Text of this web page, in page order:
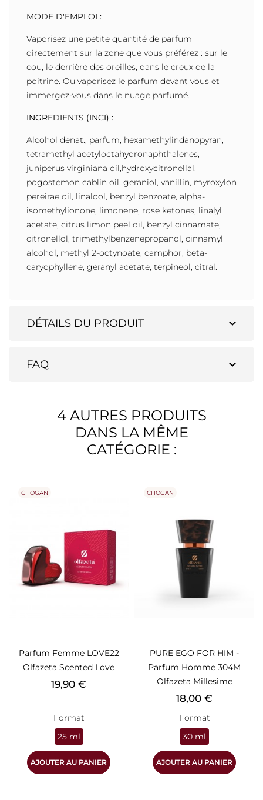
MODE D'EMPLOI :
Vaporisez une petite quantité de parfum
directement sur la zone que vous préférez : sur le
cou, le derrière des oreilles, dans le creux de la
poitrine. Ou vaporisez le parfum devant vous et
immergez-vous dans le nuage parfumé.
INGREDIENTS (INCI) :
Alcohol denat., parfum, hexamethylindanopyran,
tetramethyl acetyloctahydronaphthalenes,
juniperus virginiana oil,hydroxycitronellal,
pogostemon cablin oil, geraniol, vanillin, myroxylon
pereirae oil, linalool, benzyl benzoate, alpha-
isomethylionone, limonene, rose ketones, linalyl
acetate, citrus limon peel oil, benzyl cinnamate,
citronellol, trimethylbenzenepropanol, cinnamyl
alcohol, methyl 2-octynoate, camphor, beta-
caryophyllene, geranyl acetate, terpineol, citral.
expand_more
DÉTAILS DU PRODUIT
expand_more
FAQ
4 AUTRES PRODUITS
DANS LA MÊME
CATÉGORIE :
Parfum Femme LOVE22
Olfazeta Scented Love
Prix
19,90 €
Format
25 ml
AJOUTER AU PANIER
CHOGAN
PURE EGO FOR HIM -
Parfum Homme 304M
Olfazeta Millesime
Prix
18,00 €
Format
30 ml
AJOUTER AU PANIER
CHOGAN